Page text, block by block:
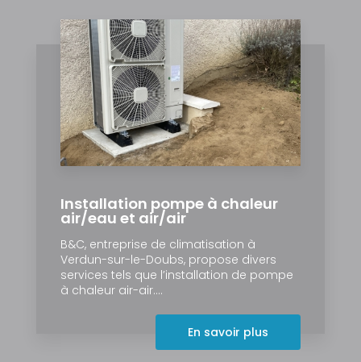
Installation pompe à chaleur
air/eau et air/air
B&C, entreprise de climatisation à
Verdun-sur-le-Doubs, propose divers
services tels que l’installation de pompe
à chaleur air-air....
En savoir plus